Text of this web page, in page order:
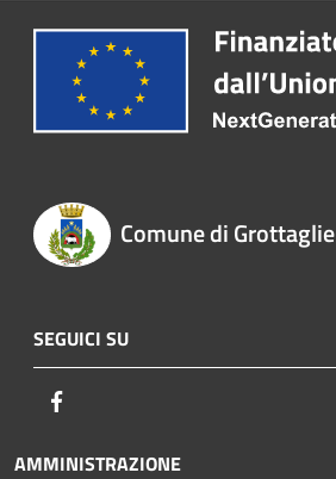
Comune di Grottaglie
SEGUICI SU
AMMINISTRAZIONE